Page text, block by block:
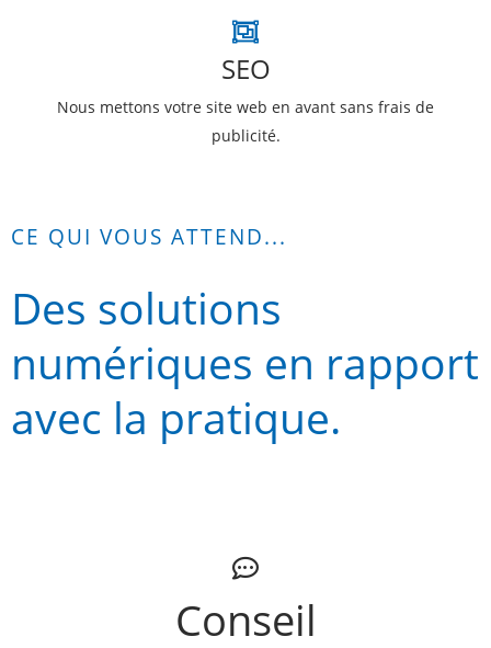
SEO
Nous mettons votre site web en avant sans frais de
publicité.
CE QUI VOUS ATTEND...
Des solutions
numériques en rapport
avec la pratique.
Conseil